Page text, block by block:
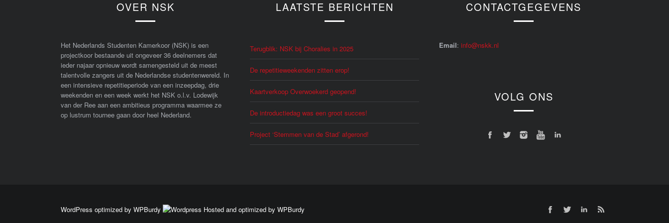
OVER NSK
Het Nederlands Studenten Kamerkoor (NSK) is een
projectkoor bestaande uit ongeveer 36 deelnemers dat
ieder najaar opnieuw wordt samengesteld uit de meest
talentvolle zangers uit de Nederlandse studentenwereld. In
een intensieve repetitieperiode van een inzeepdag, drie
weekenden en een week werkt het NSK o.l.v. Lodewijk
van der Ree aan een ambitieus programma waarmee ze
op lustrum tournee gaan door heel Nederland.
LAATSTE BERICHTEN
Terugblik: NSK bij Choralies in 2025
De repetitieweekenden zitten erop!
Kaartverkoop Overwoekerd geopend!
De introductiedag was een groot succes!
Project ‘Stemmen van de Stad’ afgerond!
CONTACTGEGEVENS
Email: info@nskk.nl
VOLG ONS
WordPress optimized by WPBurdy